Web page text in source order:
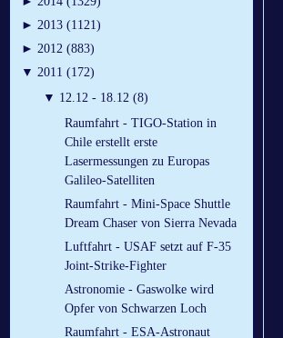
► 2013 (1121)
► 2012 (883)
▼ 2011 (172)
▼ 12.12 - 18.12 (8)
Raumfahrt - TIGO-Station in
Chile erstellt erste
Lasermessungen zu Europas
Galileo-Satelliten
Raumfahrt - Mini-Space Shuttle
Dream Chaser von Sierra Nevada
Luftfahrt - USAF setzt auf F-35
Joint-Strike-Fighter
Astronomie - Gaswolke wird
Opfer von Schwarzen Loch
Raumfahrt - ESA-Astronaut